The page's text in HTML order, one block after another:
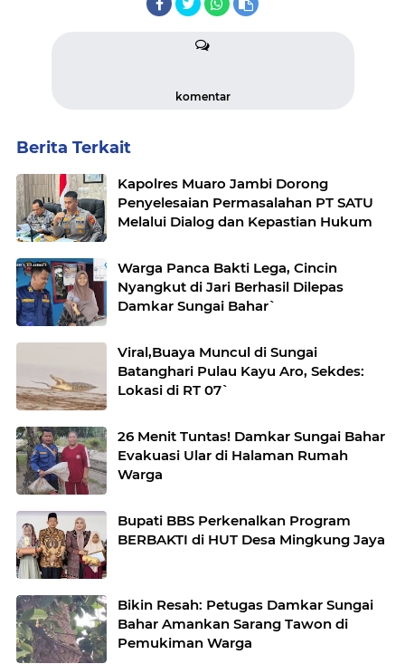
komentar
Berita Terkait
Kapolres Muaro Jambi Dorong
Penyelesaian Permasalahan PT SATU
Melalui Dialog dan Kepastian Hukum
Warga Panca Bakti Lega, Cincin
Nyangkut di Jari Berhasil Dilepas
Damkar Sungai Bahar`
Viral,Buaya Muncul di Sungai
Batanghari Pulau Kayu Aro, Sekdes:
Lokasi di RT 07`
26 Menit Tuntas! Damkar Sungai Bahar
Evakuasi Ular di Halaman Rumah
Warga
Bupati BBS Perkenalkan Program
BERBAKTI di HUT Desa Mingkung Jaya
Bikin Resah: Petugas Damkar Sungai
Bahar Amankan Sarang Tawon di
Pemukiman Warga